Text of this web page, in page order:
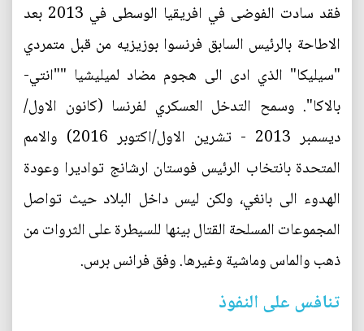
فقد سادت الفوضى في افريقيا الوسطى في 2013 بعد
الاطاحة بالرئيس السابق فرنسوا بوزيزيه من قبل متمردي
"سيليكا" الذي ادى الى هجوم مضاد لميليشيا ""انتي-
بالاكا". وسمح التدخل العسكري لفرنسا (كانون الاول/
ديسمبر 2013 - تشرين الاول/اكتوبر 2016) والامم
المتحدة بانتخاب الرئيس فوستان ارشانج تواديرا وعودة
الهدوء الى بانغي، ولكن ليس داخل البلاد حيث تواصل
المجموعات المسلحة القتال بينها للسيطرة على الثروات من
ذهب والماس وماشية وغيرها. وفق فرانس برس.
تنافس على النفوذ